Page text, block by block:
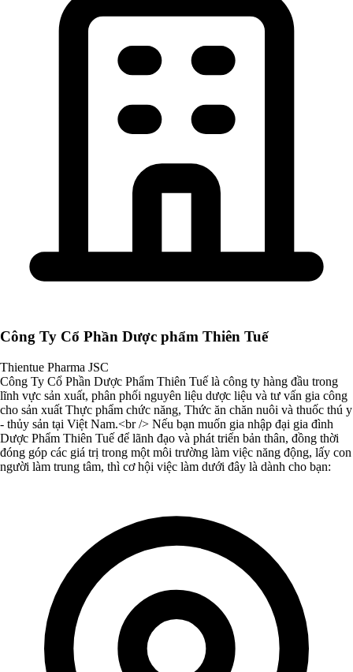
Công Ty Cổ Phần Dược phẩm Thiên Tuế
Thientue Pharma JSC
Công Ty Cổ Phần Dược Phẩm Thiên Tuế là công ty hàng đầu trong
lĩnh vực sản xuất, phân phối nguyên liệu dược liệu và tư vấn gia công
cho sản xuất Thực phẩm chức năng, Thức ăn chăn nuôi và thuốc thú y
- thủy sản tại Việt Nam.<br /> Nếu bạn muốn gia nhập đại gia đình
Dược Phẩm Thiên Tuế để lãnh đạo và phát triển bản thân, đồng thời
đóng góp các giá trị trong một môi trường làm việc năng động, lấy con
người làm trung tâm, thì cơ hội việc làm dưới đây là dành cho bạn: